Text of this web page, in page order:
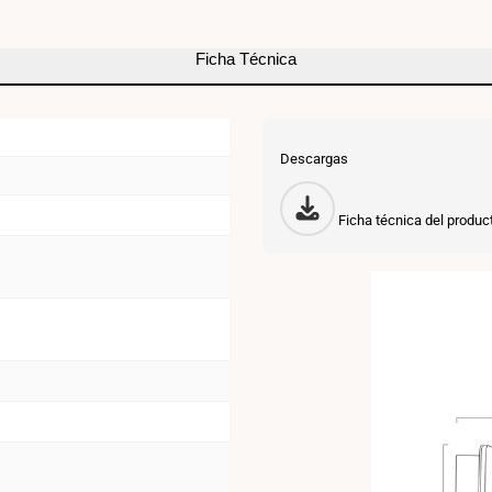
Ficha Técnica
Descargas
Ficha técnica del